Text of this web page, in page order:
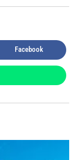
Facebook